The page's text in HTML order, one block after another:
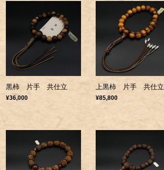
黒柿 片手 共仕立
¥36,000
上黒柿 片手 共仕立
¥85,800